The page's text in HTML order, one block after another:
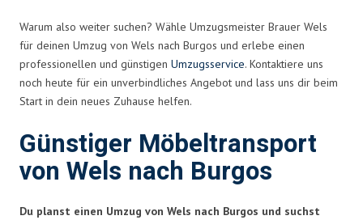
Warum also weiter suchen? Wähle Umzugsmeister Brauer Wels
für deinen Umzug von Wels nach Burgos und erlebe einen
professionellen und günstigen Umzugsservice. Kontaktiere uns
noch heute für ein unverbindliches Angebot und lass uns dir beim
Start in dein neues Zuhause helfen.
Günstiger Möbeltransport
von Wels nach Burgos
Du planst einen Umzug von Wels nach Burgos und suchst